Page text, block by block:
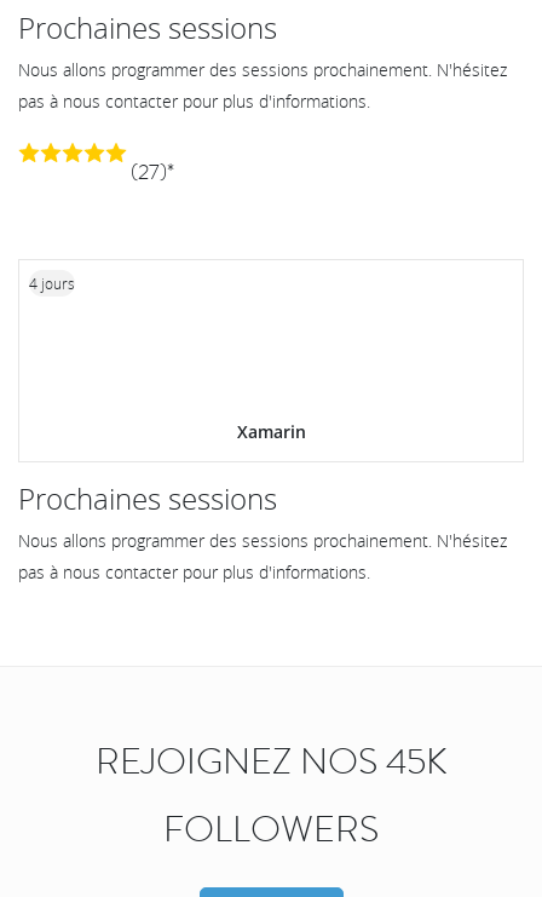
Prochaines sessions
Nous allons programmer des sessions prochainement. N'hésitez
pas à nous contacter pour plus d'informations.
(27)*
Xamarin
4 jours
Prochaines sessions
Nous allons programmer des sessions prochainement. N'hésitez
pas à nous contacter pour plus d'informations.
REJOIGNEZ NOS 45K
FOLLOWERS